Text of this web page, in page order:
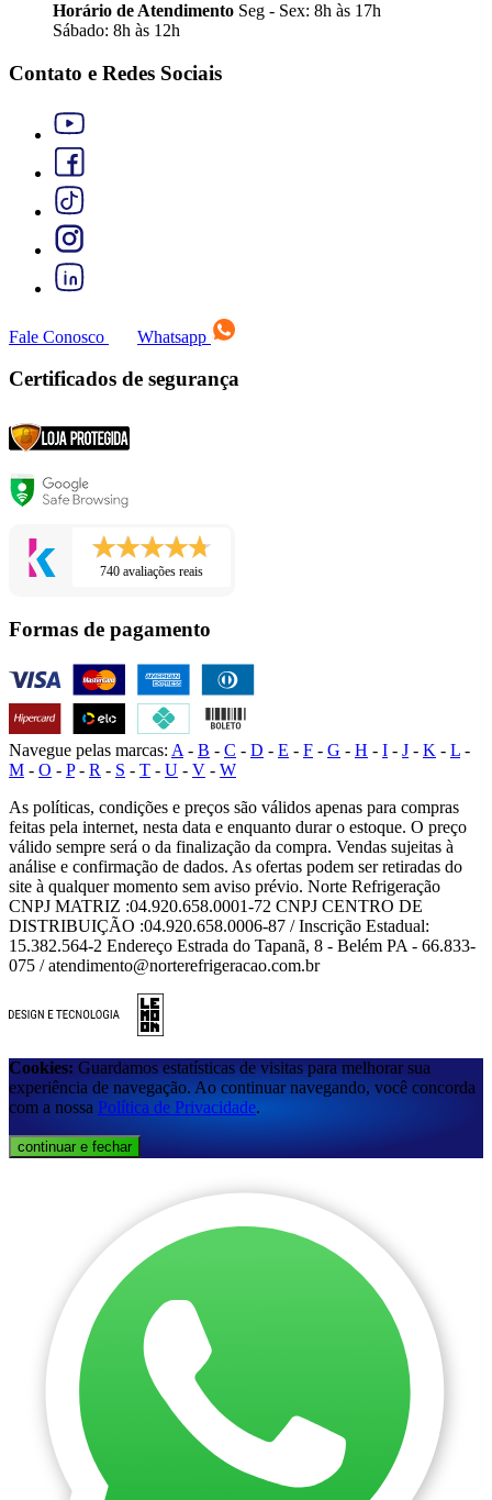
Horário de Atendimento Seg - Sex: 8h às 17h
Sábado: 8h às 12h
Contato e Redes Sociais
Fale Conosco Whatsapp
Certificados de segurança
740 avaliações reais
Formas de pagamento
Navegue pelas marcas: A - B - C - D - E - F - G - H - I - J - K - L -
M - O - P- R - S - T - U - V - W
As políticas, condições e preços são válidos apenas para compras
feitas pela internet, nesta data e enquanto durar o estoque. O preço
válido sempre será o da finalização da compra. Vendas sujeitas à
análise e confirmação de dados. As ofertas podem ser retiradas do
site à qualquer momento sem aviso prévio. Norte Refrigeração
CNPJ MATRIZ :04.920.658.0001-72 CNPJ CENTRO DE
DISTRIBUIÇÃO :04.920.658.0006-87 / Inscrição Estadual:
15.382.564-2 Endereço Estrada do Tapanã, 8 - Belém PA - 66.833-
075 / atendimento@norterefrigeracao.com.br
Cookies: Guardamos estatísticas de visitas para melhorar sua
experiência de navegação. Ao continuar navegando, você concorda
com a nossa Política de Privacidade.
continuar e fechar